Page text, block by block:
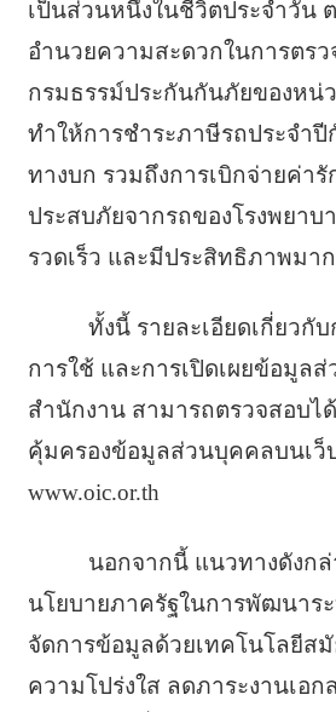
เป็นส่วนหนึ่งในชีวิตประจำวัน
อำนวยความสะดวกในการตร
กรมธรรม์ประกันกันภัยของหน่
ทำให้การชำระภาษีรถประจำ
ทางบก รวมถึงการเบิกจ่ายค่า
ประสบภัยจากรถของโรงพยาบ
รวดเร็ว และมีประสิทธิภาพมา
ทั้งนี้ รายละเอียดเกี่ยวกั
การใช้ และการเปิดเผยข้อมูล
สำนักงาน สามารถตรวจสอบไ
คุ้มครองข้อมูลส่วนบุคคลบนเว็
www.oic.or.th
นอกจากนี้ แนวทางดังก
นโยบายภาครัฐในการพัฒนาร
จัดการข้อมูลด้วยเทคโนโลยีส
ความโปร่งใส ลดภาระงานเอ